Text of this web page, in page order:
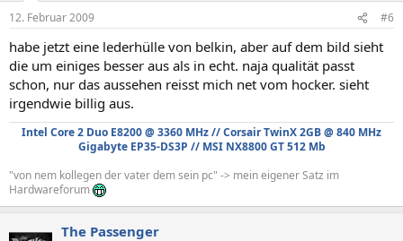
12. Februar 2009 #6
habe jetzt eine lederhülle von belkin, aber auf dem bild sieht
die um einiges besser aus als in echt. naja qualität passt
schon, nur das aussehen reisst mich net vom hocker. sieht
irgendwie billig aus.
Intel Core 2 Duo E8200 @ 3360 MHz // Corsair TwinX 2GB @ 840 MHz
Gigabyte EP35-DS3P // MSI NX8800 GT 512 Mb
"von nem kollegen der vater dem sein pc" -> mein eigener Satz im
Hardwareforum
The Passenger